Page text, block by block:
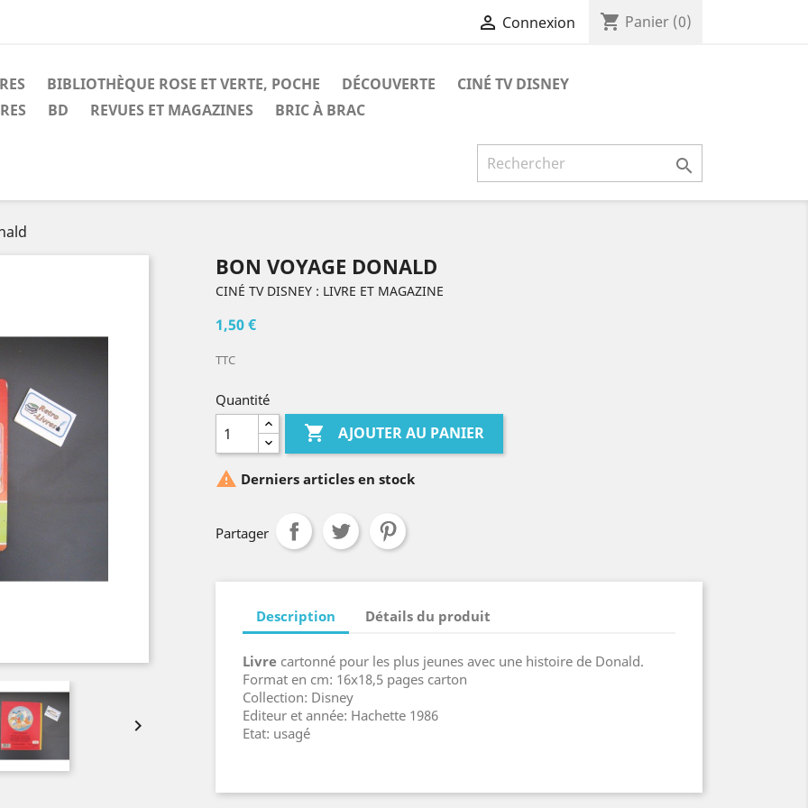
 Connexion shopping_cart Panier (0)
BIBLIOTHÈQUE ROSE ET VERTE, POCHE DÉCOUVERTE
CINÉ TV DISNEY
BD REVUES ET MAGAZINES BRIC À BRAC


BON VOYAGE DONALD
CINÉ TV DISNEY : LIVRE ET MAGAZINE
1,50 €
TTC
Quantité
 AJOUTER AU PANIER
 Derniers articles en stock
Partager
Description Détails du produit
Livre cartonné pour les plus jeunes avec une histoire de Donald.
Format en cm: 16x18,5 pages carton
Collection: Disney
Editeur et année: Hachette 1986
Etat: usagé